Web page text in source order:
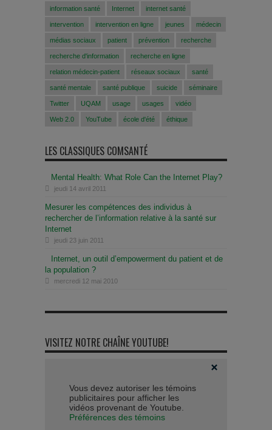
information santé Internet internet santé
intervention intervention en ligne jeunes médecin
médias sociaux patient prévention recherche
recherche d'information recherche en ligne
relation médecin-patient réseaux sociaux santé
santé mentale santé publique suicide séminaire
Twitter UQAM usage usages vidéo
Web 2.0 YouTube école d'été éthique
LES CLASSIQUES COMSANTÉ
Mental Health: What Role Can the Internet Play?
jeudi 14 avril 2011
Mesurer les compétences des individus à
rechercher de l’information relative à la santé sur
Internet
jeudi 23 juin 2011
Internet, un outil d’empowerment du patient et de
la population ?
mercredi 12 mai 2010
VISITEZ NOTRE CHAÎNE YOUTUBE!
Vous devez autoriser les témoins
publicitaires pour afficher les
vidéos provenant de Youtube.
Préférences des témoins